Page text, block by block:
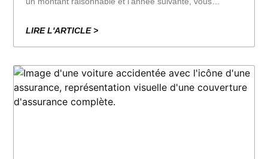
avoir eu d'accidents majeurs. La réalité est que les
LIRE L'ARTICLE >